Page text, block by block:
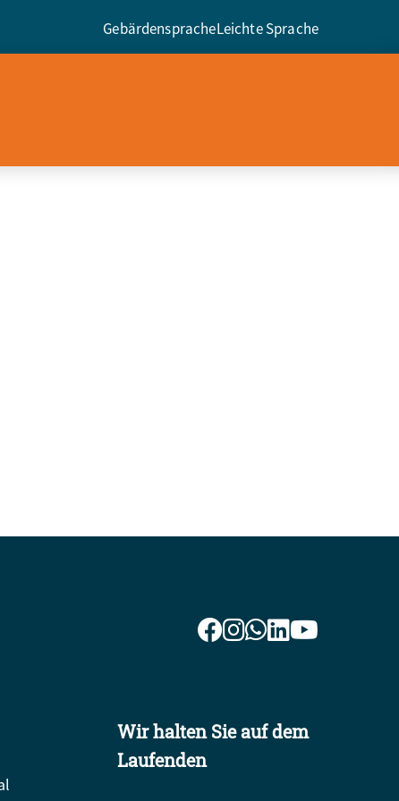
GebärdenspracheLeichte Sprache
Wir halten Sie auf dem
Laufenden